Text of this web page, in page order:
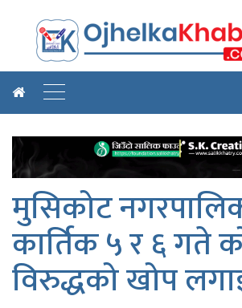
मुसिकोट
कार्तिक ५ र ६ गते
विरुद्धको खोप